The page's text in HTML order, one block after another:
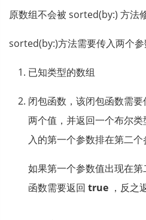
原数组不会被 sorted(by:) 方法
sorted(by:)方法需要传入两个参
已知类型的数组
闭包函数，该闭包函数需
两个值，并返回一个布尔
入的第一个参数排在第二
如果第一个参数值出现在
函数需要返回 true ，反之